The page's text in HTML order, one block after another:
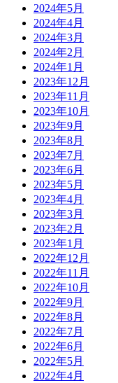
2024年5月
2024年4月
2024年3月
2024年2月
2024年1月
2023年12月
2023年11月
2023年10月
2023年9月
2023年8月
2023年7月
2023年6月
2023年5月
2023年4月
2023年3月
2023年2月
2023年1月
2022年12月
2022年11月
2022年10月
2022年9月
2022年8月
2022年7月
2022年6月
2022年5月
2022年4月